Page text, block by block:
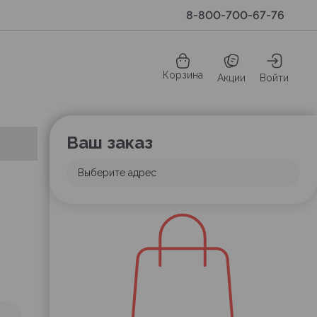
8-800-700-67-76
Корзина Акции Войти
Ваш заказ
Выберите адрес